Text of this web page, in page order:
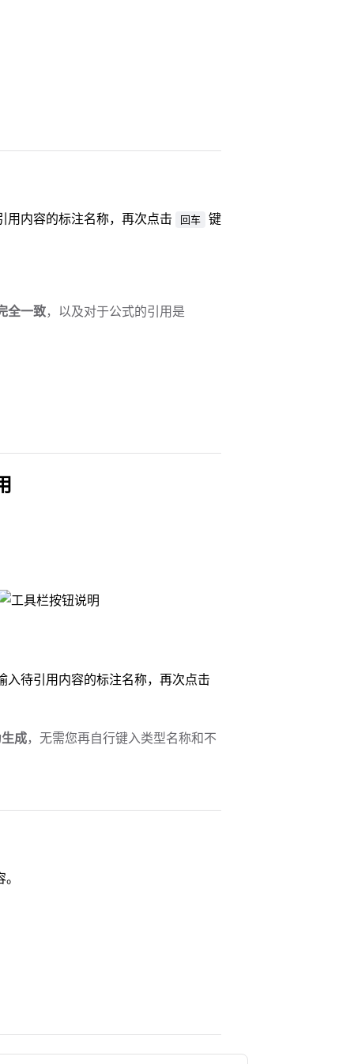
用内容的标注名称，再次点击 回车
键
全一致，以及对于公式的引用是
入待引用内容的标注名称，再次点击
生成，无需您再自行键入类型名称和不